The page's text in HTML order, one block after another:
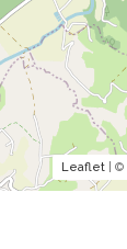
Leaflet | ©